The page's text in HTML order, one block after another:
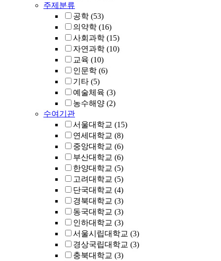
주제분류
공학 (53)
의약학 (16)
사회과학 (15)
자연과학 (10)
교육 (10)
인문학 (6)
기타 (5)
예술체육 (3)
농수해양 (2)
수여기관
서울대학교 (15)
연세대학교 (8)
중앙대학교 (6)
부산대학교 (6)
한양대학교 (5)
고려대학교 (5)
단국대학교 (4)
경북대학교 (3)
동국대학교 (3)
인하대학교 (3)
서울시립대학교 (3)
경상국립대학교 (3)
충북대학교 (3)